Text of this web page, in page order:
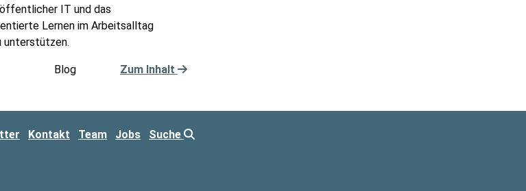
IT und das
Lernen im Arbeitsalltag
unterstützen.
Blog Zum Inhalt
Kontakt Team Jobs Suche